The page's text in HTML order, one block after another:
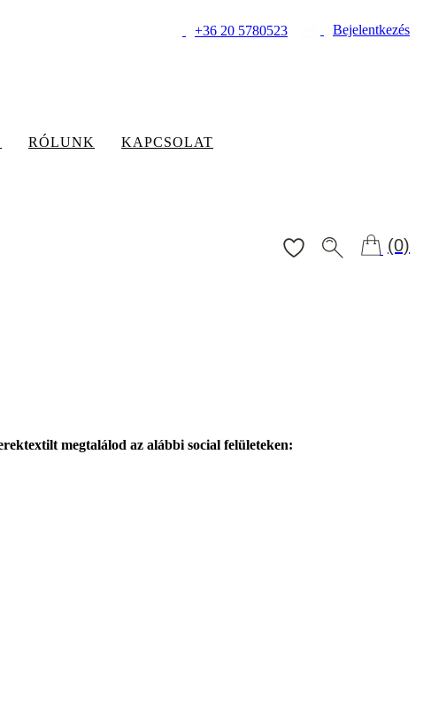
+36 20 5780523 Bejelentkezés
RÓLUNK KAPCSOLAT
(0)
megtalálod az alábbi social felületeken: